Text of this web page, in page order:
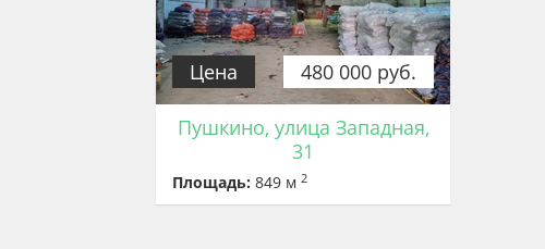
480 000 руб.
Цена
Пушкино, улица Западная,
31
Площадь: 849 м 2